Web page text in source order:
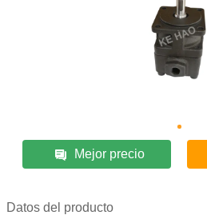
Mejor precio
Datos del producto